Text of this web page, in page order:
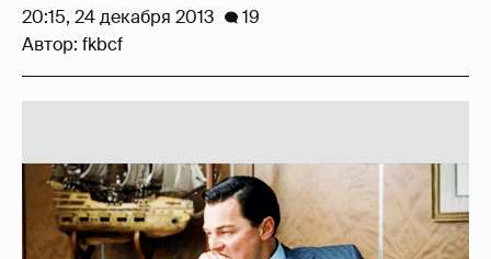
20:15, 24 декабря 2013
19
Автор: fkbcf